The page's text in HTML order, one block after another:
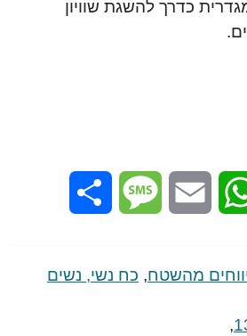
כדרך להשגת שוויון
WhatsApp
Email
Message
מהשטח, כח נשי, נשים
,